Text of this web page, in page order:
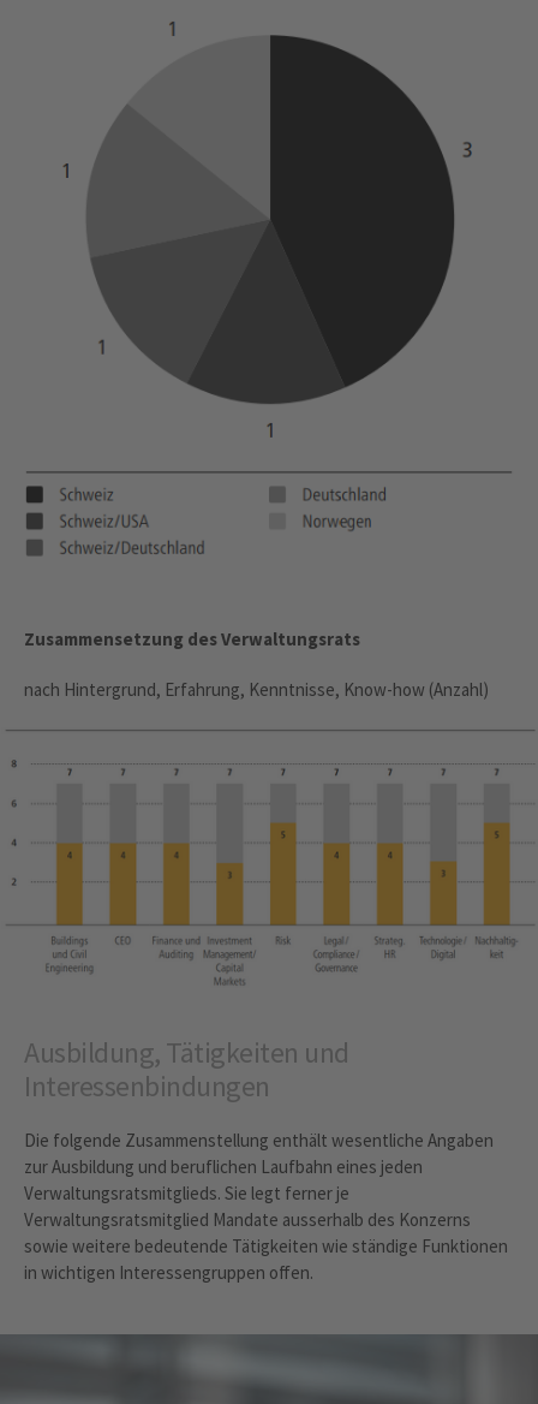
Zusammensetzung des Verwaltungsrats
nach Hintergrund, Erfahrung, Kenntnisse, Know-how (Anzahl)
Ausbildung, Tätigkeiten und
Interessenbindungen
Die folgende Zusammenstellung enthält wesentliche Angaben
zur Ausbildung und beruflichen Laufbahn eines jeden
Verwaltungsratsmitglieds. Sie legt ferner je
Verwaltungsratsmitglied Mandate ausserhalb des Konzerns
sowie weitere bedeutende Tätigkeiten wie ständige Funktionen
in wichtigen Interessengruppen offen.